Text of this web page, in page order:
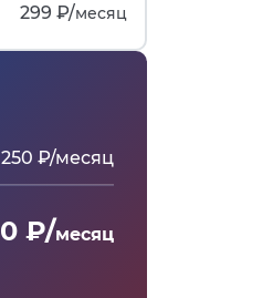
299 ₽/месяц
250 ₽/месяц
₽/месяц